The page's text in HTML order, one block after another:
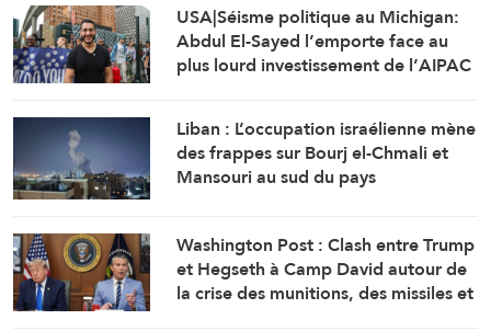
USA|Séisme politique au Michigan:
Abdul El-Sayed l’emporte face au
plus lourd investissement de l’AIPAC
Liban : L’occupation israélienne mène
des frappes sur Bourj el-Chmali et
Mansouri au sud du pays
Washington Post : Clash entre Trump
et Hegseth à Camp David autour de
la crise des munitions, des missiles et